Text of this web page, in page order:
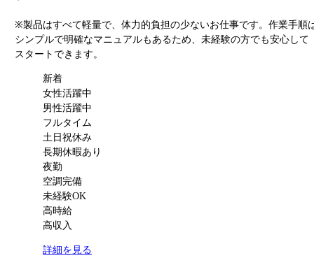
※製品はすべて軽量で、体力的負担の少ないお仕事です。作業手順
シンプルで明確なマニュアルもあるため、未経験の方でも安心して
スタートできます。
新着
女性活躍中
男性活躍中
フルタイム
土日祝休み
長期休暇あり
夜勤
空調完備
未経験OK
高時給
高収入
詳細を見る